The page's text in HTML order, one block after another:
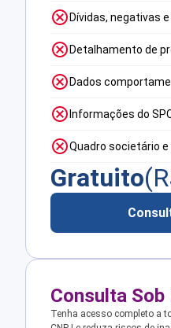
Dívidas, negativas
Detalhamento de
Dados
Informações do
Quadro societário
Gratuito
Consulta
Tenha acesso completo a